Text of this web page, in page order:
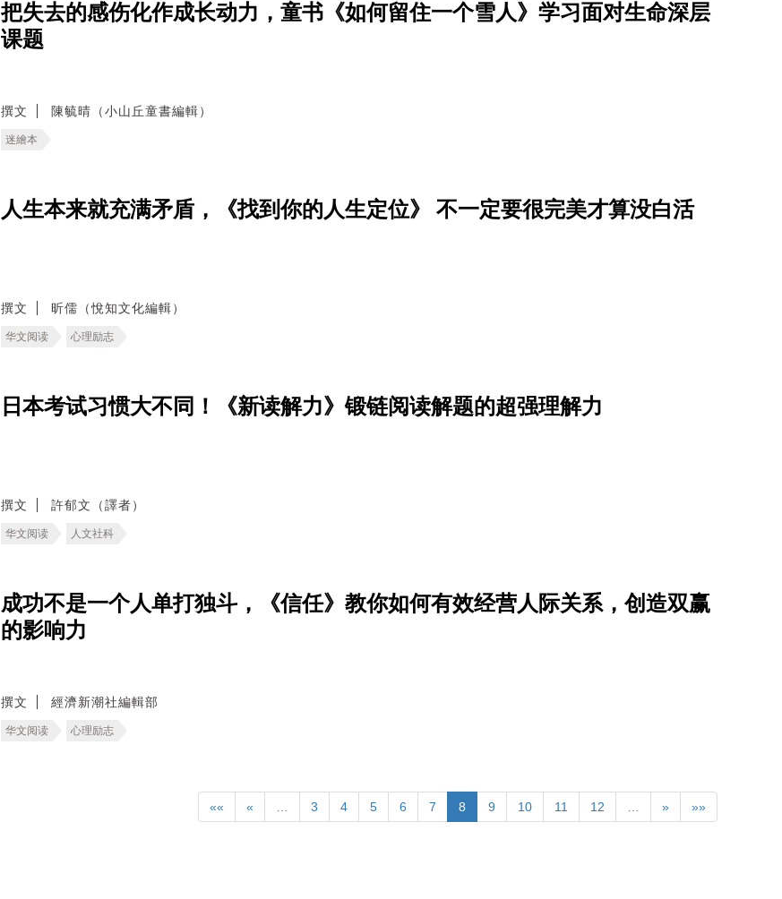
把失去的感伤化作成长动力，童书《如何留住一个雪人》学习面对生命深层
课题
撰文 陳毓晴（小山丘童書編輯）
迷繪本
人生本来就充满矛盾，《找到你的人生定位》 不一定要很完美才算没白活
撰文 昕儒（悅知文化編輯）
华文阅读 心理励志
日本考试习惯大不同！《新读解力》锻链阅读解题的超强理解力
撰文 許郁文（譯者）
华文阅读 人文社科
成功不是一个人单打独斗，《信任》教你如何有效经营人际关系，创造双赢
的影响力
撰文 經濟新潮社編輯部
华文阅读 心理励志
«« « … 3 4 5 6 7 8 9 10 11 12 … » »»